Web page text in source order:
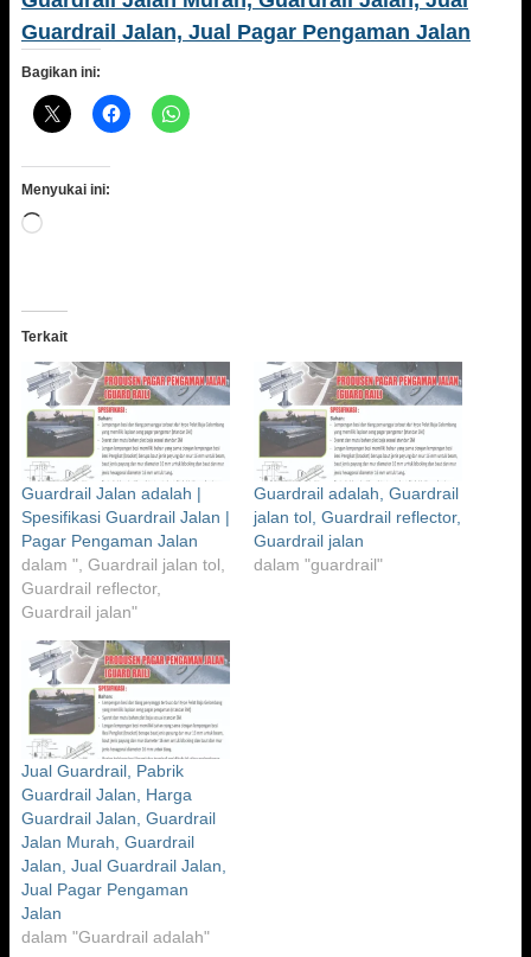
Guardrail Jalan, Jual Pagar Pengaman Jalan
Bagikan ini:
Menyukai ini:
Memuat...
Terkait
Guardrail Jalan adalah |
Spesifikasi Guardrail Jalan |
Pagar Pengaman Jalan
dalam ", Guardrail jalan tol,
Guardrail reflector,
Guardrail jalan"
Guardrail adalah, Guardrail
jalan tol, Guardrail reflector,
Guardrail jalan
dalam "guardrail"
Jual Guardrail, Pabrik
Guardrail Jalan, Harga
Guardrail Jalan, Guardrail
Jalan Murah, Guardrail
Jalan, Jual Guardrail Jalan,
Jual Pagar Pengaman
Jalan
dalam "Guardrail adalah"